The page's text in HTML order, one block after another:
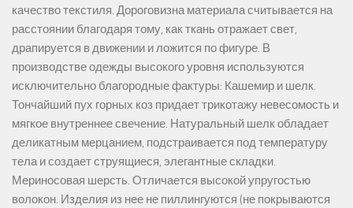
качество текстиля. Дороговизна материала считывается на
расстоянии благодаря тому, как ткань отражает свет,
драпируется в движении и ложится по фигуре. В
производстве одежды высокого уровня используются
исключительно благородные фактуры: Кашемир и шелк.
Тончайший пух горных коз придает трикотажу невесомость и
мягкое внутреннее свечение. Натуральный шелк обладает
деликатным мерцанием, подстраивается под температуру
тела и создает струящиеся, элегантные складки.
Мериносовая шерсть. Отличается высокой упругостью
волокон. Изделия из нее не пиллингуются (не покрываются